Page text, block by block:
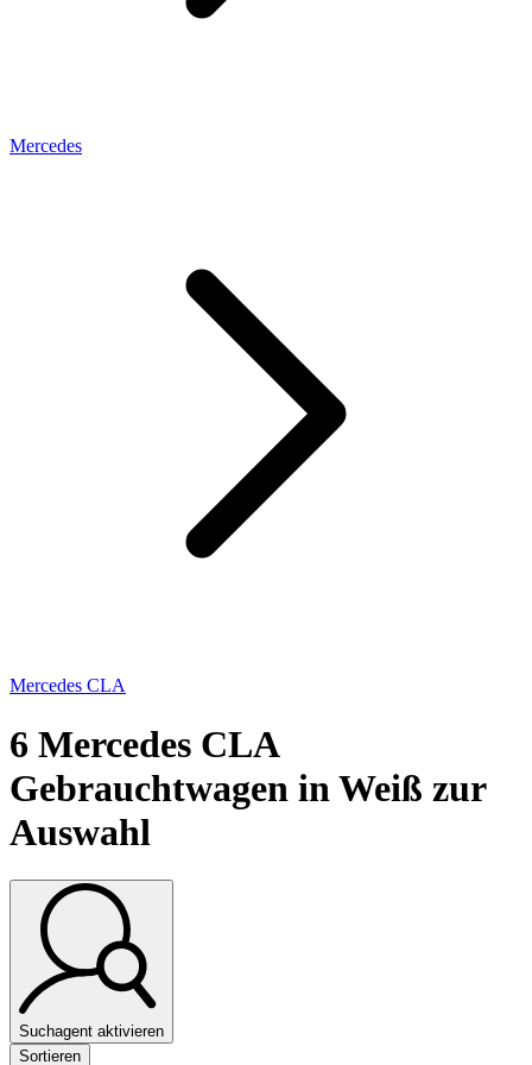
Mercedes
Mercedes CLA
6 Mercedes CLA
Gebrauchtwagen in Weiß zur
Auswahl
Suchagent aktivieren
Sortieren